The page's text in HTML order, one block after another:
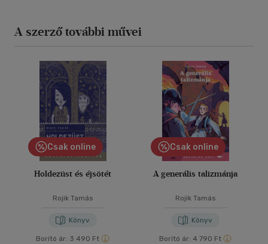
A szerző további művei
Csak online
Holdezüst és éjsötét
Rojik Tamás
Könyv
Borító ár: 3 490 Ft
Csak online
A generális talizmánja
Rojik Tamás
Könyv
Borító ár: 4 790 Ft